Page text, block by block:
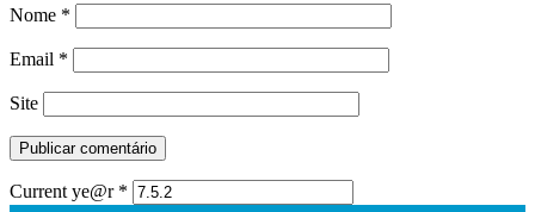
Nome *
Email *
Site
Current ye@r *